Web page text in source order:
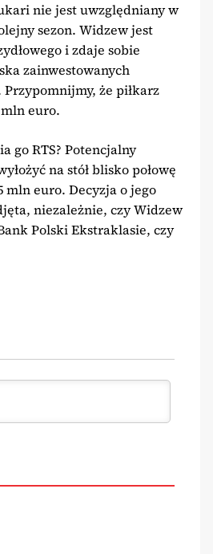
nie jest uwzględniany w
sezon. Widzew jest
i zdaje sobie
zainwestowanych
Przypomnijmy, że piłkarz
mln euro.
go RTS? Potencjalny
na stół blisko połowę
mln euro. Decyzja o jego
niezależnie, czy Widzew
Polski Ekstraklasie, czy